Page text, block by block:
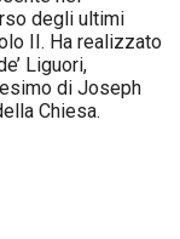
degli ultimi
II. Ha realizzato
Liguori,
di Joseph
Chiesa.